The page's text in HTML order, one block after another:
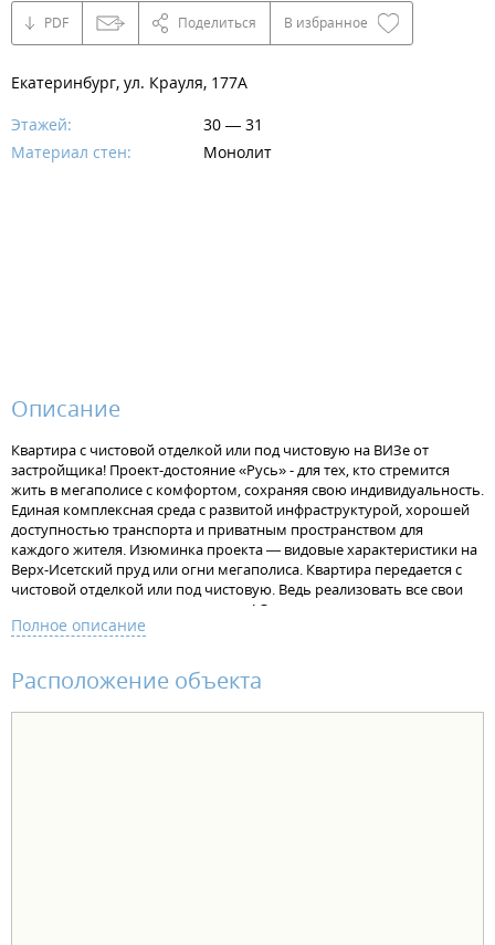
PDF Поделиться В избранное
Екатеринбург, ул. Крауля, 177А
Этажей:
30 — 31
Материал стен:
Монолит
Описание
Квартира с чистовой отделкой или под чистовую на ВИЗе от
застройщика! Проект-достояние «Русь» - для тех, кто стремится
жить в мегаполисе с комфортом, сохраняя свою индивидуальность.
Единая комплексная среда с развитой инфраструктурой, хорошей
доступностью транспорта и приватным пространством для
каждого жителя. Изюминка проекта — видовые характеристики на
Верх-Исетский пруд или огни мегаполиса. Квартира передается с
чистовой отделкой или под чистовую. Ведь реализовать все свои
идеи в интерьере - это так здорово! Отделка под чистовую - потолок
без отделки, стяжка на полу под финишную отделку, штукатурка на
комплект санфаянса (унитаз, раковина). В чистовой отделке -
натяжной потолок, ламинат, обои виниловые на флизелиновой
основе, установлены межкомнатные двери и электрофурнитура. В
Полное описание
Расположение объекта